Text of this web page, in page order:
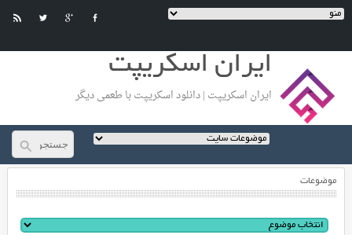
ایران اسکریپت
ایران اسکریپت | دانلود اسکریپت با طعمی دیگر
موضوعات